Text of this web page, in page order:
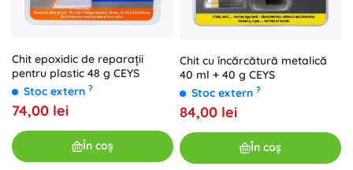
Chit epoxidic de reparații
pentru plastic 48 g CEYS
Stoc extern ?
74,00 lei
În coș
Chit cu încărcătură metalică
40 ml + 40 g CEYS
Stoc extern ?
84,00 lei
În coș